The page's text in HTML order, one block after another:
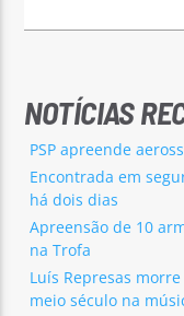
NOTÍCIAS
PSP apreende
Encontrada em
há dois dias
Apreensão de 10
na Trofa
Luís Represas
meio século na